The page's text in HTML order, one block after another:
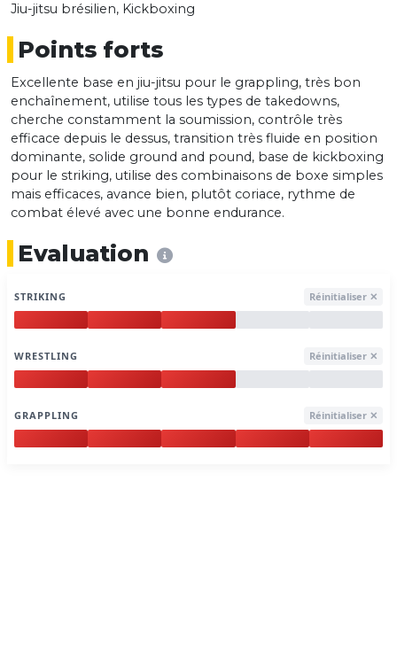
Jiu-jitsu brésilien, Kickboxing
Points forts
Excellente base en jiu-jitsu pour le grappling, très bon
enchaînement, utilise tous les types de takedowns,
cherche constamment la soumission, contrôle très
efficace depuis le dessus, transition très fluide en position
dominante, solide ground and pound, base de kickboxing
pour le striking, utilise des combinaisons de boxe simples
mais efficaces, avance bien, plutôt coriace, rythme de
combat élevé avec une bonne endurance.
Evaluation
STRIKING Réinitialiser ✕
WRESTLING Réinitialiser ✕
GRAPPLING Réinitialiser ✕